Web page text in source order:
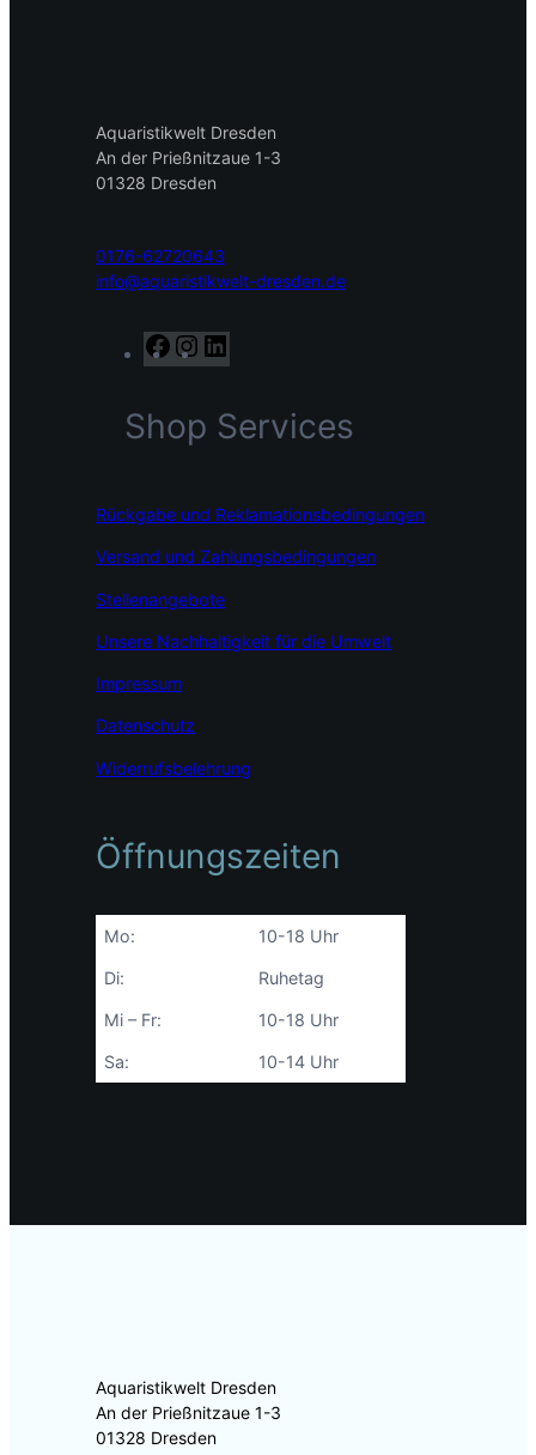
Aquaristikwelt Dresden
An der Prießnitzaue 1-3
01328 Dresden
0176-62720643
info@aquaristikwelt-dresden.de
F
a
e
b
k
n
t
a
a
i
k
e
n
Shop Services
Rückgabe und Reklamationsbedingungen
Versand und Zahlungsbedingungen
Stellenangebote
Unsere Nachhaltigkeit für die Umwelt
Impressum
Datenschutz
Widerrufsbelehrung
Öffnungszeiten
Mo: 10-18 Uhr
Di: Ruhetag
Mi – Fr: 10-18 Uhr
Sa: 10-14 Uhr
Aquaristikwelt Dresden
An der Prießnitzaue 1-3
01328 Dresden